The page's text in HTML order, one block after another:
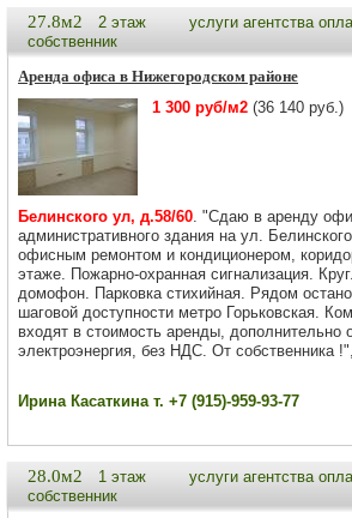
27.8м2 2 этаж
услуги агентства
собственник
Аренда офиса в Нижегородском районе
1 300 руб/м2 (36 140 руб.)
Белинского ул, д.58/60. "Сдаю в аренду
административного здания на ул.
офисным ремонтом и кондиционером,
этаже. Пожарно-охранная сигнализация.
домофон. Парковка стихийная. Рядом
шаговой доступности метро Горьковская.
входят в стоимость аренды, дополнительно
электроэнергия, без НДС. От собственника !",
Ирина Касаткина т. +7 (915)-959-93-77
28.0м2 1 этаж
услуги агентства
собственник